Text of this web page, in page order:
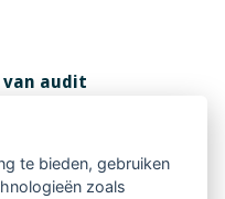
van audit
in 1 van de registers
in het RKBO. Bent
ingeschreven? Dan
te bieden, gebruiken
zoals